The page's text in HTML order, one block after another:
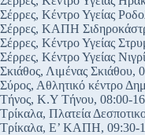
Σέρρες, Κέντρο Υγείας
Σέρρες, ΚΑΠΗ
Σέρρες, Κέντρο Υγείας
Σέρρες, Κέντρο Υγείας
Σκιάθος, Λιμένας Σκιάθου,
Σύρος, Αθλητικό κέντρο
Τήνος, Κ.Υ Τήνου, 08:00-
Τρίκαλα, Πλατεία
Τρίκαλα, Ε’ ΚΑΠΗ, 09:30-